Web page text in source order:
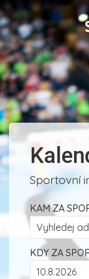
Sportovní
KAM ZA
KDY ZA